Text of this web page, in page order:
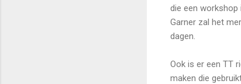
die een workshop
Garner zal het
dagen.
Ook is er een TT
maken die